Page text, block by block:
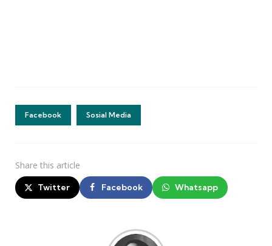
Facebook Sosial Media
Share this article
Twitter Facebook Whatsapp